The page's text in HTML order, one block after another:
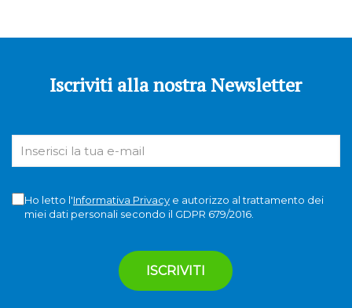
Iscriviti alla nostra Newsletter
Ho letto l'Informativa Privacye autorizzo al trattamento dei
miei dati personali secondo il GDPR 679/2016.